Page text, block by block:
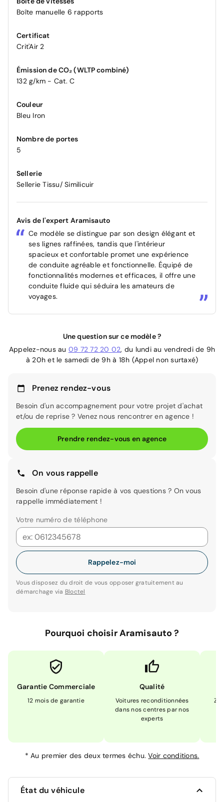
Boîte manuelle 6 rapports
Certificat
Crit'Air 2
Émission de CO₂ (WLTP combiné)
132 g/km - Cat. C
Couleur
Bleu Iron
Nombre de portes
5
Sellerie
Sellerie Tissu/ Similicuir
Avis de l'expert Aramisauto
Ce modèle se distingue par son design élégant et
ses lignes raffinées, tandis que l'intérieur
spacieux et confortable promet une expérience
de conduite agréable et fonctionnelle. Équipé de
fonctionnalités modernes et efficaces, il offre une
conduite fluide qui séduira les amateurs de
voyages.
Une question sur ce modèle ?
Appelez-nous au 09 72 72 20 02, du lundi au vendredi de 9h
à 20h et le samedi de 9h à 18h (Appel non surtaxé)
Prenez rendez-vous
Besoin d'un accompagnement pour votre projet d'achat
et/ou de reprise ? Venez nous rencontrer en agence !
Prendre rendez-vous en agence
On vous rappelle
Besoin d'une réponse rapide à vos questions ? On vous
rappelle immédiatement !
Votre numéro de téléphone
Rappelez-moi
Vous disposez du droit de vous opposer gratuitement au
démarchage via Bloctel
Pourquoi choisir Aramisauto ?
Garantie Commerciale
12 mois de garantie
Qualité
Voitures reconditionnées
dans nos centres par nos
experts
*Au premier des deux termes échu.Voir conditions.
État du véhicule